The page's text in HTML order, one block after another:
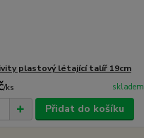
plastový létající talíř 19cm
/ks skladem
Přidat do košíku